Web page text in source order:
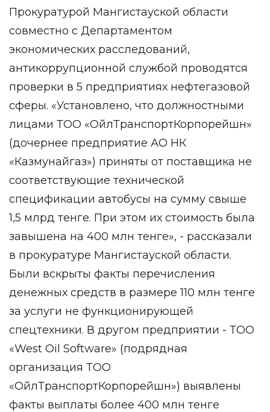
Прокуратурой Мангистауской области
совместно с Департаментом
экономических расследований,
антикоррупционной службой проводятся
проверки в 5 предприятиях нефтегазовой
сферы. «Установлено, что должностными
лицами ТОО «ОйлТранспортКорпорейшн»
(дочернее предприятие АО НК
«Казмунайгаз») приняты от поставщика не
соответствующие технической
спецификации автобусы на сумму свыше
1,5 млрд тенге. При этом их стоимость была
завышена на 400 млн тенге», - рассказали
в прокуратуре Мангистауской области.
Были вскрыты факты перечисления
денежных средств в размере 110 млн тенге
за услуги не функционирующей
спецтехники. В другом предприятии - ТОО
«West Oil Software» (подрядная
организация ТОО
«ОйлТранспортКорпорейшн») выявлены
факты выплаты более 400 млн тенге